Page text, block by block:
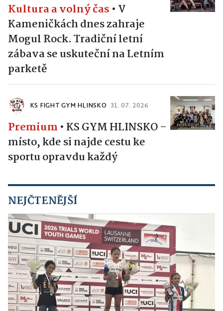
Kultura a volný čas • V
Kameničkách dnes zahraje
Mogul Rock. Tradiční letní
zábava se uskuteční na Letním
parketě
KS FIGHT GYM HLINSKO 31. 07. 2026
Premium • KS GYM HLINSKO –
místo, kde si najde cestu ke
sportu opravdu každý
NEJČTENĚJŠÍ